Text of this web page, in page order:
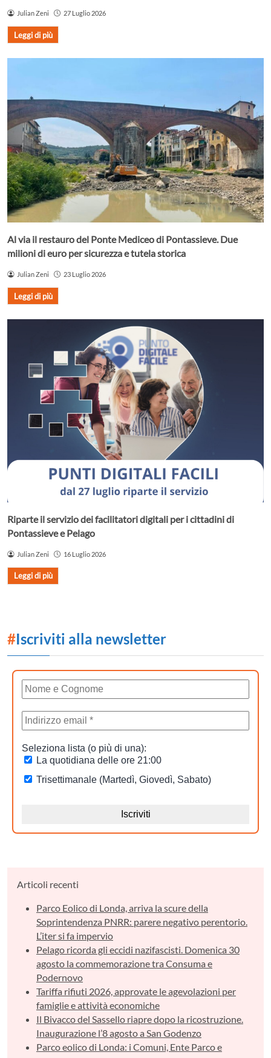
Julian Zeni 27 Luglio 2026
Leggi di più
Al via il restauro del Ponte Mediceo di Pontassieve. Due
milioni di euro per sicurezza e tutela storica
Julian Zeni 23 Luglio 2026
Leggi di più
Riparte il servizio dei facilitatori digitali per i cittadini di
Pontassieve e Pelago
Julian Zeni 16 Luglio 2026
Leggi di più
#Iscriviti alla newsletter
Articoli recenti
Parco Eolico di Londa, arriva la scure della
Soprintendenza PNRR: parere negativo perentorio.
L’iter si fa impervio
Pelago ricorda gli eccidi nazifascisti. Domenica 30
agosto la commemorazione tra Consuma e
Podernovo
Tariffa rifiuti 2026, approvate le agevolazioni per
famiglie e attività economiche
Il Bivacco del Sassello riapre dopo la ricostruzione.
Inaugurazione l’8 agosto a San Godenzo
Parco eolico di Londa: i Comuni, Ente Parco e